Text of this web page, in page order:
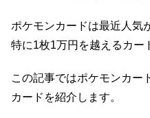
ポケモンカードは最近人気
特に1枚1万円を越えるカー
この記事ではポケモンカー
カードを紹介します。